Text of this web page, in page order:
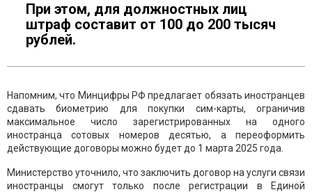
При этом, для должностных лиц
штраф составит от 100 до 200 тысяч
рублей.
Напомним, что Минцифры РФ предлагает обязать иностранцев
сдавать биометрию для покупки сим-карты, ограничив
максимальное число зарегистрированных на одного
иностранца сотовых номеров десятью, а переоформить
действующие договоры можно будет до 1 марта 2025 года.
Министерство уточнило, что заключить договор на услуги связи
иностранцы смогут только после регистрации в Единой